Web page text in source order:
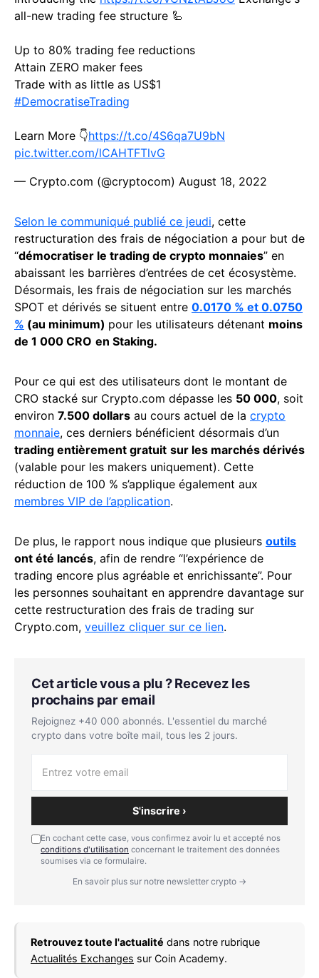
all-new trading fee structure 🦾
Up to 80% trading fee reductions
Attain ZERO maker fees
Trade with as little as US$1
#DemocratiseTrading
Learn More 👇https://t.co/4S6qa7U9bN
pic.twitter.com/lCAHTFTlvG
— Crypto.com (@cryptocom) August 18, 2022
Selon le communiqué publié ce jeudi, cette
restructuration des frais de négociation a pour but de
“démocratiser le trading de crypto monnaies” en
abaissant les barrières d’entrées de cet écosystème.
Désormais, les frais de négociation sur les marchés
SPOT et dérivés se situent entre 0.0170 % et 0.0750
% (au minimum) pour les utilisateurs détenant moins
de 1 000 CRO en Staking.
Pour ce qui est des utilisateurs dont le montant de
CRO stacké sur Crypto.com dépasse les 50 000, soit
environ 7.500 dollars au cours actuel de la crypto
monnaie, ces derniers bénéficient désormais d’un
trading entièrement gratuit sur les marchés dérivés
(valable pour les makers uniquement). Cette
réduction de 100 % s’applique également aux
membres VIP de l’application.
De plus, le rapport nous indique que plusieurs outils
ont été lancés, afin de rendre “l’expérience de
trading encore plus agréable et enrichissante”. Pour
les personnes souhaitant en apprendre davantage sur
cette restructuration des frais de trading sur
Crypto.com, veuillez cliquer sur ce lien.
Cet article vous a plu ? Recevez les
prochains par email
Rejoignez +40 000 abonnés. L'essentiel du marché
crypto dans votre boîte mail, tous les 2 jours.
S'inscrire ›
En cochant cette case, vous confirmez avoir lu et accepté nos
conditions d'utilisation concernant le traitement des données
soumises via ce formulaire.
En savoir plus sur notre newsletter crypto →
Retrouvez toute l'actualité dans notre rubrique
Actualités Exchanges sur Coin Academy.